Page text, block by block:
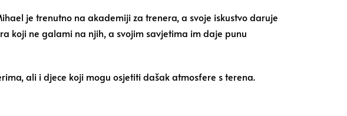
je trenutno na akademiji za trenera, a svoje iskustvo daruje
koji ne galami na njih, a svojim savjetima im daje punu
ali i djece koji mogu osjetiti dašak atmosfere s terena.